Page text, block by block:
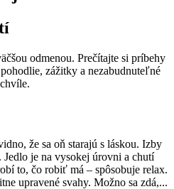
odmenou. Prečítajte si príbehy
zážitky a nezabudnuteľné
chvíle.
že sa oň starajú s láskou. Izby
Jedlo je na vysokej úrovni a chutí
to, čo robiť má – spôsobuje relax.
upravené svahy. Možno sa zdá,...